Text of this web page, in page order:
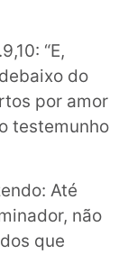
“E,
do
por amor
testemunho
Até
não
que